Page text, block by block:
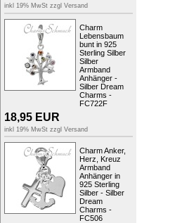
inkl 19% MwSt zzgl Versand
Charm
Lebensbaum
bunt in 925
Sterling Silber
Silber
Armband
Anhänger -
Silber Dream
Charms -
FC722F
18,95 EUR
inkl 19% MwSt zzgl Versand
Charm Anker,
Herz, Kreuz
Armband
Anhänger in
925 Sterling
Silber - Silber
Dream
Charms -
FC506